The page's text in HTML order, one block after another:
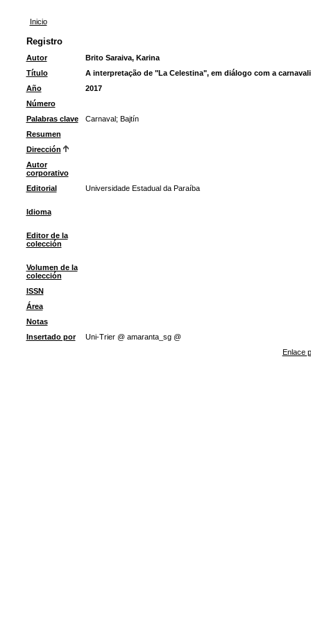
Inicio
Registro
Autor
Brito Saraiva, Karina
Título
A interpretação de "La Celestina", em diálogo com a
Año
2017
Número
Palabras clave
Carnaval; Bajtín
Resumen
Dirección
Autor
corporativo
Editorial
Universidade Estadual da Paraíba
Idioma
Editor de la
colección
Volumen de la
colección
ISSN
Área
Notas
Insertado por
Uni-Trier @ amaranta_sg @
Enlace